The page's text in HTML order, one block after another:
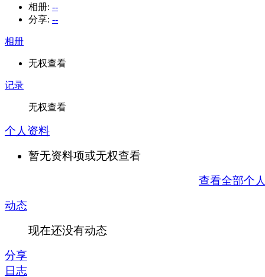
相册: --
分享: --
相册
无权查看
记录
无权查看
个人资料
暂无资料项或无权查看
查看全部个
动态
现在还没有动态
分享
日志